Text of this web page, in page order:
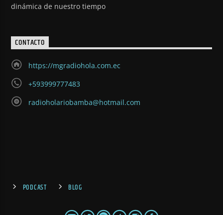
dinámica de nuestro tiempo
CONTACTO
https://mgradiohola.com.ec
+593999777483
radioholariobamba@hotmail.com
PODCAST BLOG